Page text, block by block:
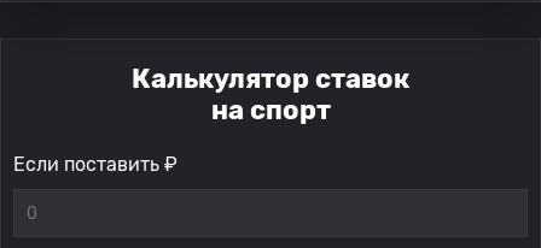
Калькулятор ставок
на спорт
Если поставить ₽